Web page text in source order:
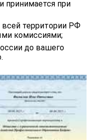
принимается при
территории РФ
комиссиями;
до вашего